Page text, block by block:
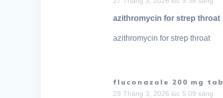
azithromycin for strep throat
azithromycin for strep throat
fluconazole 200 mg
29 Tháng 3, 2026 lúc 5:09 sáng